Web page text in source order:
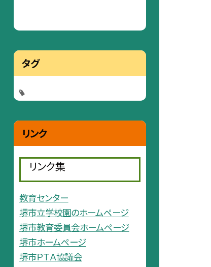
タグ
リンク
リンク集
教育センター
堺市立学校園のホームページ
堺市教育委員会ホームページ
堺市ホームページ
堺市ＰＴＡ協議会